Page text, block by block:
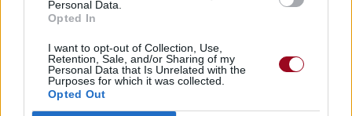
Personal Data.
Opted In
I want to opt-out of Collection, Use,
Retention, Sale, and/or Sharing of my
Personal Data that Is Unrelated with the
Purposes for which it was collected.
Opted Out